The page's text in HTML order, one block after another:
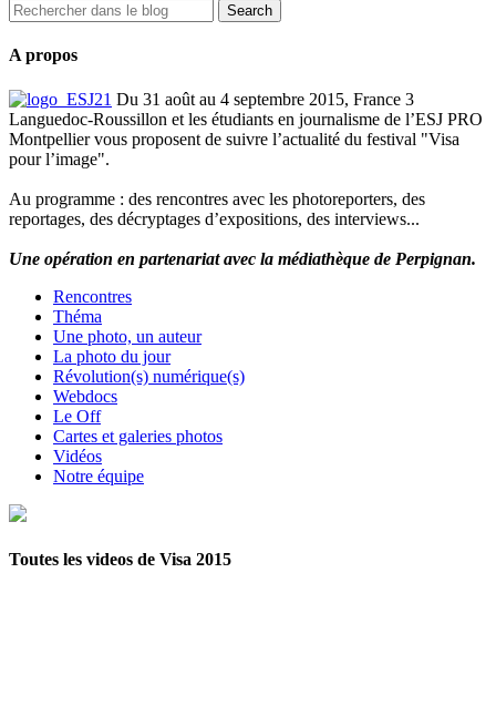
A propos
Du 31 août au 4 septembre 2015, France 3
Languedoc-Roussillon et les étudiants en journalisme de l’ESJ PRO
Montpellier vous proposent de suivre l’actualité du festival "Visa
pour l’image".
Au programme : des rencontres avec les photoreporters, des
reportages, des décryptages d’expositions, des interviews...
Une opération en partenariat avec la médiathèque de Perpignan.
Rencontres
Théma
Une photo, un auteur
La photo du jour
Révolution(s) numérique(s)
Webdocs
Le Off
Cartes et galeries photos
Vidéos
Notre équipe
Toutes les videos de Visa 2015